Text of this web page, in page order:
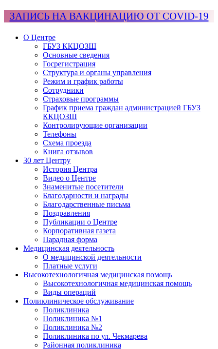
ЗАПИСЬ НА ВАКЦИНАЦИЮ ОТ COVID-19
О Центре
ГБУЗ ККЦОЗШ
Основные сведения
Госрегистрация
Структура и органы управления
Режим и график работы
Сотрудники
Страховые программы
График приема граждан администрацией ГБУЗ
ККЦОЗШ
Контролирующие организации
Телефоны
Схема проезда
Книга отзывов
30 лет Центру
История Центра
Видео о Центре
Знаменитые посетители
Благодарности и награды
Благодарственные письма
Поздравления
Публикации о Центре
Корпоративная газета
Парадная форма
Медицинская деятельность
О медицинской деятельности
Платные услуги
Высокотехнологичная медицинская помощь
Высокотехнологичная медицинская помощь
Виды операций
Поликлиническое обслуживание
Поликлиника
Поликлиника №1
Поликлиника №2
Поликлиника по ул. Чекмарева
Районная поликлиника